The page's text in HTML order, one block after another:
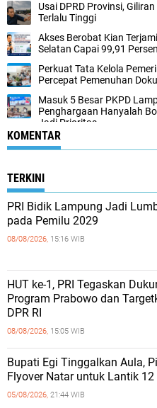
Usai DPRD Provinsi,
Terlalu Tinggi
Akses Berobat Kian
Selatan Capai 99,91 Persen
Perkuat Tata Kelola
Percepat Pemenuhan
Masuk 5 Besar PKPD
Penghargaan Hanyalah
Jadi Prioritas
KOMENTAR
TERKINI
PRI Bidik Lampung Jadi
pada Pemilu 2029
08/08/2026, 15:16 WIB
HUT ke-1, PRI Tegaskan
Program Prabowo dan
DPR RI
08/08/2026, 15:05 WIB
Bupati Egi Tinggalkan Aula,
Flyover Natar untuk Lantik
05/08/2026, 21:44 WIB